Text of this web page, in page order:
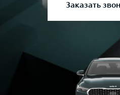
Заказать